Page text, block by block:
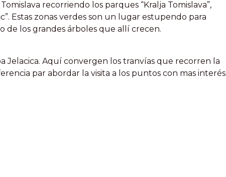
recorriendo los parques “Kralja Tomislava”,
Estas zonas verdes son un lugar estupendo para
de los grandes árboles que allí crecen.
Jelacica. Aquí convergen los tranvías que recorren la
par abordar la visita a los puntos con mas interés